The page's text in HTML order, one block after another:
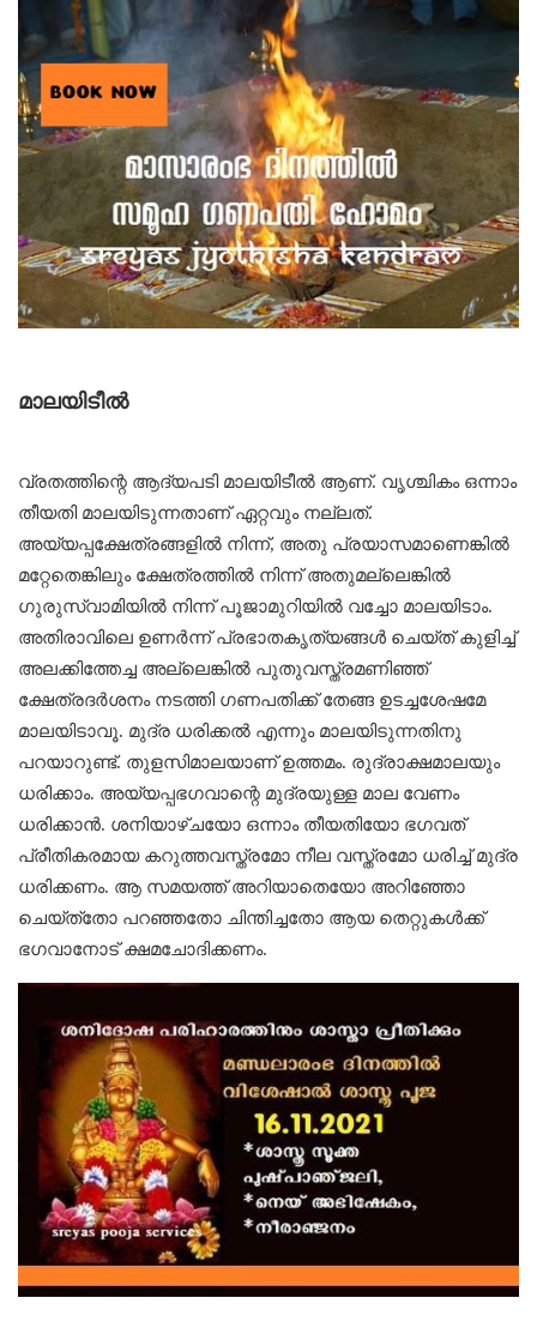
മാലയിടീല്‍
വ്രതത്തിന്റെ ആദ്യപടി മാലയിടീല്‍ ആണ്. വൃശ്ചികം ഒന്നാം
തീയതി മാലയിടുന്നതാണ് ഏറ്റവും നല്ലത്.
അയ്യപ്പക്ഷേത്രങ്ങളില്‍ നിന്ന്, അതു പ്രയാസമാണെങ്കില്‍
മറ്റേതെങ്കിലും ക്ഷേത്രത്തില്‍ നിന്ന് അതുമല്ലെങ്കില്‍
ഗുരുസ്വാമിയില്‍ നിന്ന് പൂജാമുറിയില്‍ വച്ചോ മാലയിടാം.
അതിരാവിലെ ഉണര്‍ന്ന് പ്രഭാതകൃത്യങ്ങള്‍ ചെയ്ത് കുളിച്ച്
അലക്കിത്തേച്ച അല്ലെങ്കില്‍ പുതുവസ്ത്രമണിഞ്ഞ്
ക്ഷേത്രദര്‍ശനം നടത്തി ഗണപതിക്ക് തേങ്ങ ഉടച്ചശേഷമേ
മാലയിടാവൂ. മുദ്ര ധരിക്കല്‍ എന്നും മാലയിടുന്നതിനു
പറയാറുണ്ട്. തുളസിമാലയാണ് ഉത്തമം. രുദ്രാക്ഷമാലയും
ധരിക്കാം. അയ്യപ്പഭഗവാന്റെ മുദ്രയുള്ള മാല വേണം
ധരിക്കാന്‍. ശനിയാഴ്ചയോ ഒന്നാം തീയതിയോ ഭഗവത്
പ്രീതികരമായ കറുത്തവസ്ത്രമോ നീല വസ്ത്രമോ ധരിച്ച് മുദ്ര
ധരിക്കണം. ആ സമയത്ത് അറിയാതെയോ അറിഞ്ഞോ
ചെയ്ത്‌തോ പറഞ്ഞതോ ചിന്തിച്ചതോ ആയ തെറ്റുകള്‍ക്ക്
ഭഗവാനോട് ക്ഷമചോദിക്കണം.